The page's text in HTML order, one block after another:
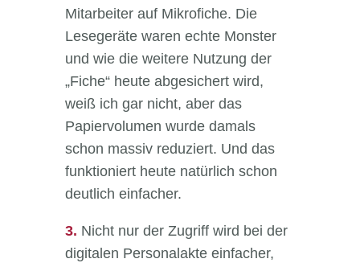
Mitarbeiter auf Mikrofiche. Die
Lesegeräte waren echte Monster
und wie die weitere Nutzung der
„Fiche“ heute abgesichert wird,
weiß ich gar nicht, aber das
Papiervolumen wurde damals
schon massiv reduziert. Und das
funktioniert heute natürlich schon
deutlich einfacher.
3. Nicht nur der Zugriff wird bei der
digitalen Personalakte einfacher,